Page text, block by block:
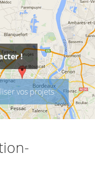
!
vos projets